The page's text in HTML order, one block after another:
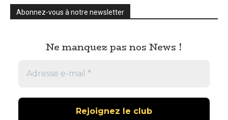
Abonnez-vous à notre newsletter
Ne manquez pas nos News !